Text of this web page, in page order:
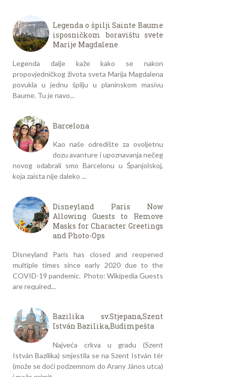
Legenda o špilji Sainte Baume
isposničkom boravištu svete
Marije Magdalene
Legenda dalje kaže kako se nakon
propovjedničkog života sveta Marija Magdalena
povukla u jednu špilju u planinskom masivu
Baume. Tu je navo...
Barcelona
Kao naše odredište za ovoljetnu
dozu avanture i upoznavanja nečeg
novog odabrali smo Barcelonu u Španjolskoj,
koja zaista nije daleko ...
Disneyland Paris Now
Allowing Guests to Remove
Masks for Character Greetings
and Photo-Ops
Disneyland Paris has closed and reopened
multiple times since early 2020 due to the
COVID-19 pandemic. Photo: Wikipedia Guests
are required...
Bazilika sv.Stjepana,Szent
István Bazilika,Budimpešta
Najveća crkva u gradu (Szent
István Bazilika) smjestila se na Szent István tér
(može se doći podzemnom do Arany János utca)